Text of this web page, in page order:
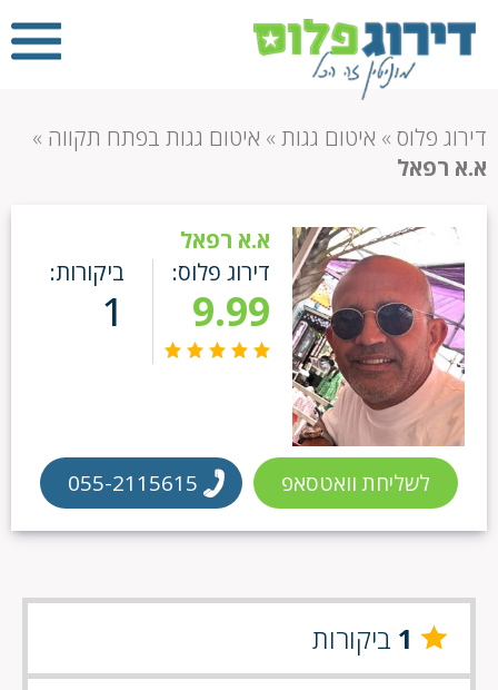
דירוג פלוס » איטום גגות » איטום גגות בפתח תקווה »
א.א רפאל
א.א רפאל
דירוג פלוס:
9.99
ביקורות:
1
לשליחת וואטסאפ 055-2115615
1 ביקורות